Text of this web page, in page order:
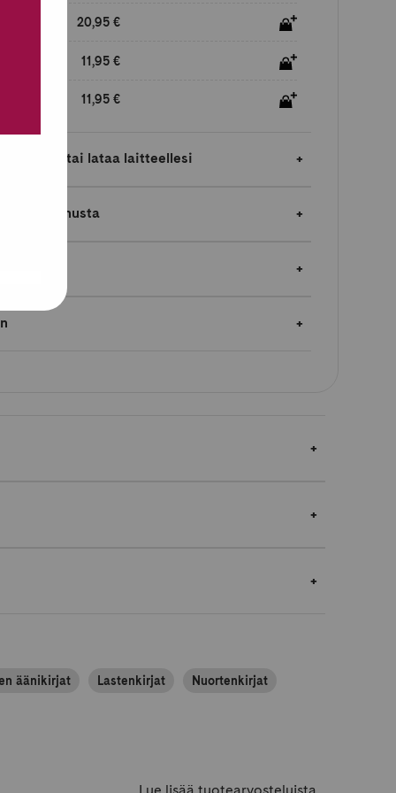
20,95 €
11,95 €
11,95 €
tai lataa laitteellesi
5 % bonusta
äänikirjat Lastenkirjat Nuortenkirjat